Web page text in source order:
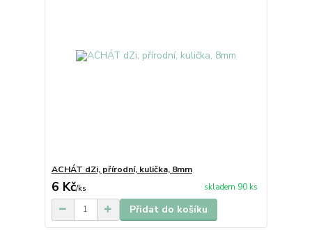
ACHÁT dZi, přírodní, kulička, 8mm
6 Kč/ks skladem 90 ks
Přidat do košíku